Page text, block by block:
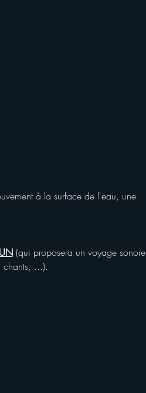
à la surface de l'eau, une
(qui proposera un voyage sonore
chants, ...).